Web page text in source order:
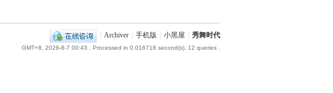
Archiver 手机版 小黑屋 秀舞时代
GMT+8, 2026-8-7 00:43 , Processed in 0.016718 second(s), 12 queries .